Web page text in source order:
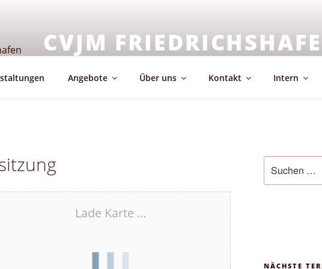
CVJM
Angebote Über uns Kontakt Intern
Lade Karte ...
nach:
NÄCHSTE